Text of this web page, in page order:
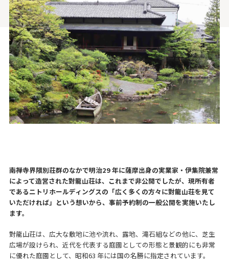
南禅寺界隈別荘群のなかで明治29 年に薩摩出身の実業家・伊集院兼常
によって造営された對龍山荘は、これまで非公開でしたが、現所有者
であるニトリホールディングスの「広く多くの方々に對龍山荘を見て
いただければ」という想いから、事前予約制の一般公開を実施いたし
ます。
對龍山荘は、広大な敷地に池や流れ、露地、滝石組などの他に、芝生
広場が設けられ、近代を代表する庭園としての形態と景観的にも非常
に優れた庭園として、昭和63 年には国の名勝に指定されています。